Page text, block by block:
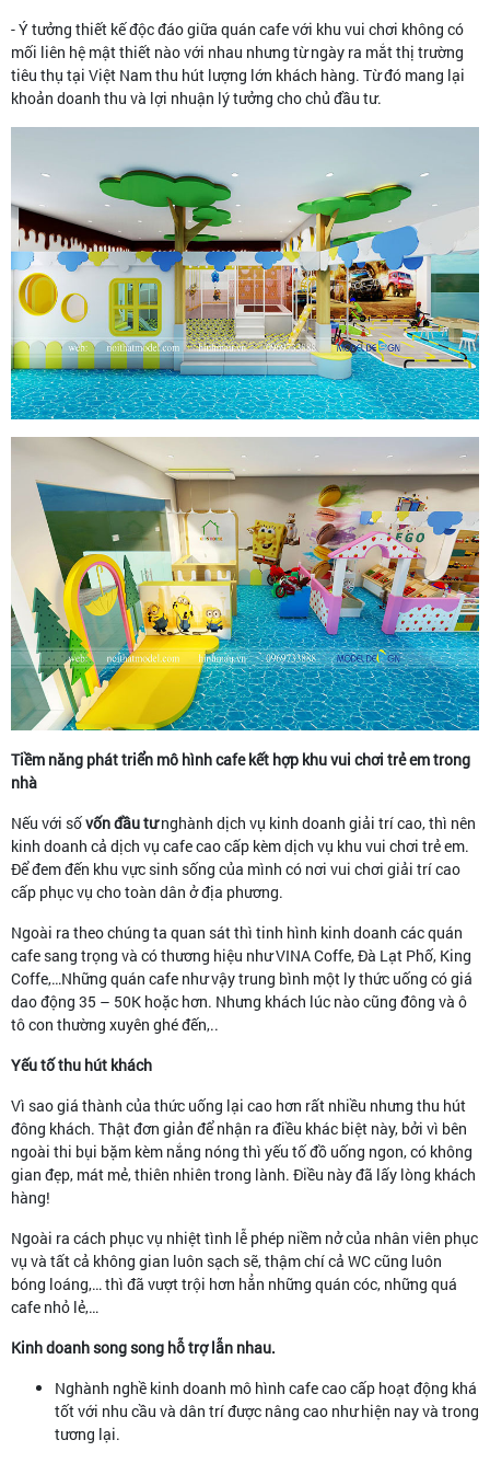
- Ý tưởng thiết kế độc đáo giữa quán cafe với khu vui chơi không có
mối liên hệ mật thiết nào với nhau nhưng từ ngày ra mắt thị trường
tiêu thụ tại Việt Nam thu hút lượng lớn khách hàng. Từ đó mang lại
khoản doanh thu và lợi nhuận lý tưởng cho chủ đầu tư.
Tiềm năng phát triển mô hình cafe kết hợp khu vui chơi trẻ em trong
nhà
Nếu với sốvốn đầu tưnghành dịch vụ kinh doanh giải trí cao, thì nên
kinh doanh cả dịch vụ cafe cao cấp kèm dịch vụ khu vui chơi trẻ em.
Để đem đến khu vực sinh sống của mình có nơi vui chơi giải trí cao
cấp phục vụ cho toàn dân ở địa phương.
Ngoài ra theo chúng ta quan sát thì tinh hình kinh doanh các quán
cafe sang trọng và có thương hiệu như VINA Coffe, Đà Lạt Phố, King
Coffe,…Những quán cafe như vậy trung bình một ly thức uống có giá
dao động 35 – 50K hoặc hơn. Nhưng khách lúc nào cũng đông và ô
tô con thường xuyên ghé đến,..
Yếu tố thu hút khách
Vì sao giá thành của thức uống lại cao hơn rất nhiều nhưng thu hút
đông khách. Thật đơn giản để nhận ra điều khác biệt này, bởi vì bên
ngoài thi bụi bặm kèm nắng nóng thì yếu tố đồ uống ngon, có không
gian đẹp, mát mẻ, thiên nhiên trong lành. Điều này đã lấy lòng khách
hàng!
Ngoài ra cách phục vụ nhiệt tình lễ phép niềm nở của nhân viên phục
vụ và tất cả không gian luôn sạch sẽ, thậm chí cả WC cũng luôn
bóng loáng,… thì đã vượt trội hơn hẳn những quán cóc, những quá
cafe nhỏ lẻ,…
Kinh doanh song song hỗ trợ lẫn nhau.
Nghành nghề kinh doanh mô hình cafe cao cấp hoạt động khá
tốt với nhu cầu và dân trí được nâng cao như hiện nay và trong
tương lại.